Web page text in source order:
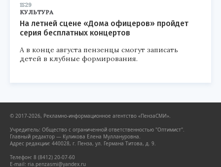
11:29
КУЛЬТУРА
На летней сцене «Дома офицеров» пройдет
серия бесплатных концертов
А в конце августа пензенцы смогут записать
детей в клубные формирования.
© 2017-2026, Рекламно-информационное агентство «ПензаСМИ».
Учредитель: Общество с ограниченной ответственностью "Оптимист".
Главный редактор — Куликова Елена Муллануровна.
Адрес редакции: 440028, г. Пенза, ул. Германа Титова, д. 9.
Телефон: 8 (8412) 20-07-60
E-mail: ria.penzasmi@yandex.ru